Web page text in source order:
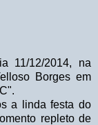
11/12/2014, na
Borges em
a linda festa do
repleto de